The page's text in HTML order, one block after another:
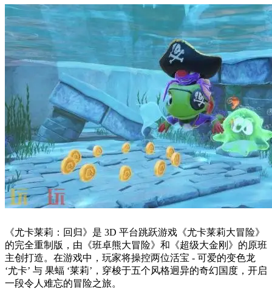
《尤卡莱莉：回归》是 3D 平台跳跃游戏《尤卡莱莉大冒险》
的完全重制版，由《班卓熊大冒险》和《超级大金刚》的原班
主创打造。在游戏中，玩家将操控两位活宝 - 可爱的变色龙
‘尤卡’ 与 果蝠 ‘莱莉’，穿梭于五个风格迥异的奇幻国度，开启
一段令人难忘的冒险之旅。